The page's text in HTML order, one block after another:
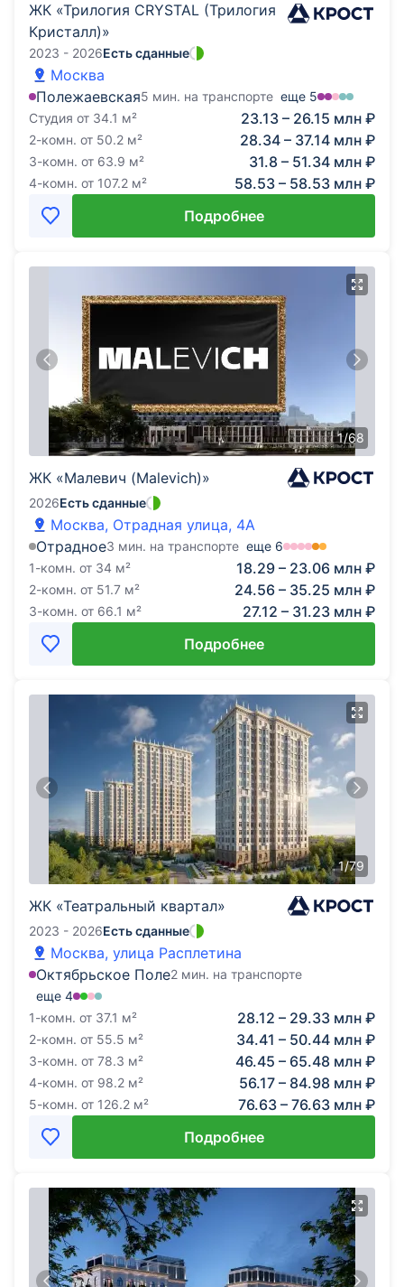
ЖК «Трилогия CRYSTAL (Трилогия
Кристалл)»
2023 - 2026Есть сданные
Москва
Полежаевская5 мин. на транспорте еще 5
Студия от 34.1 м² 23.13 – 26.15 млн ₽
2-комн. от 50.2 м² 28.34 – 37.14 млн ₽
3-комн. от 63.9 м² 31.8 – 51.34 млн ₽
4-комн. от 107.2 м²
58.53 – 58.53 млн ₽
Подробнее
1/68
ЖК «Малевич (Malevich)»
2026Есть сданные
Москва, Отрадная улица, 4А
Отрадное3 мин. на транспорте еще 6
1-комн. от 34 м² 18.29 – 23.06 млн ₽
2-комн. от 51.7 м² 24.56 – 35.25 млн ₽
3-комн. от 66.1 м²
27.12 – 31.23 млн ₽
Подробнее
1/79
ЖК «Театральный квартал»
2023 - 2026Есть сданные
Москва, улица Расплетина
Октябрьское Поле2 мин. на транспорте
еще 4
1-комн. от 37.1 м² 28.12 – 29.33 млн ₽
2-комн. от 55.5 м² 34.41 – 50.44 млн ₽
3-комн. от 78.3 м² 46.45 – 65.48 млн ₽
4-комн. от 98.2 м² 56.17 – 84.98 млн ₽
5-комн. от 126.2 м²
76.63 – 76.63 млн ₽
Подробнее